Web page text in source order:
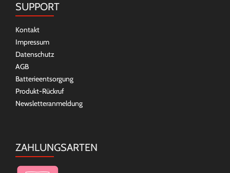
SUPPORT
Kontakt
Impressum
Datenschutz
AGB
Batterieentsorgung
Produkt-Rückruf
Newsletteranmeldung
ZAHLUNGSARTEN